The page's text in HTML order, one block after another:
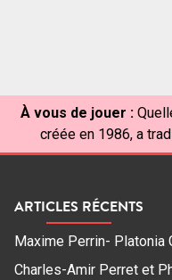
À vous de jouer :
créée en 1986, a
ARTICLES RÉCENTS
Maxime Perrin- Platonia
Charles-Amir Perret et